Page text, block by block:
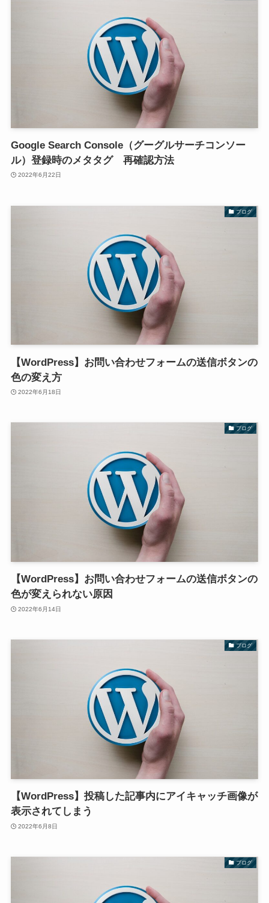
Google Search Console（グーグルサーチコンソー
ル）登録時のメタタグ 再確認方法
2022年6月22日
ブログ
【WordPress】お問い合わせフォームの送信ボタンの
色の変え方
2022年6月18日
ブログ
【WordPress】お問い合わせフォームの送信ボタンの
色が変えられない原因
2022年6月14日
ブログ
【WordPress】投稿した記事内にアイキャッチ画像が
表示されてしまう
2022年6月8日
ブログ